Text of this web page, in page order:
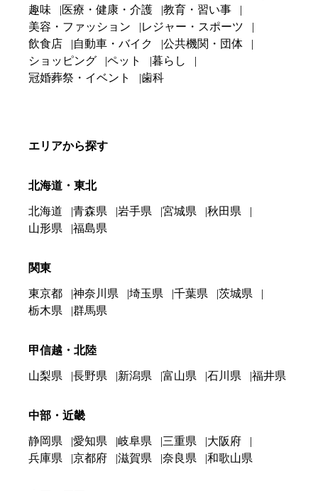
趣味
医療・健康・介護
教育・習い事
美容・ファッション
レジャー・スポーツ
飲食店
自動車・バイク
公共機関・団体
ショッピング
ペット
暮らし
冠婚葬祭・イベント
歯科
エリアから探す
北海道・東北
北海道 青森県 岩手県 宮城県
秋田県
山形県
福島県
関東
東京都 神奈川県 埼玉県 千葉県
茨城県
栃木県
群馬県
甲信越・北陸
山梨県 長野県 新潟県 富山県 石川県 福井県
中部・近畿
静岡県 愛知県 岐阜県 三重県
大阪府
兵庫県
京都府 滋賀県 奈良県 和歌山県